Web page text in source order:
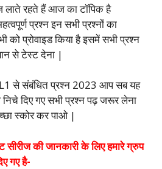
लाते रहते हैं आज का टॉपिक है
प्रश्न इन सभी प्रश्नों का
प्रोवाइड किया है इसमें सभी प्रश्न
से टेस्ट देना |
से संबंधित प्रश्न 2023 आप सब यह
दिए गए सभी प्रश्न पढ़ जरूर लेना
स्कोर कर पाओ |
सीरीज की जानकारी के लिए हमारे ग्रुप
गए है-